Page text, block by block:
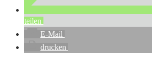
teilen
E-Mail
drucken